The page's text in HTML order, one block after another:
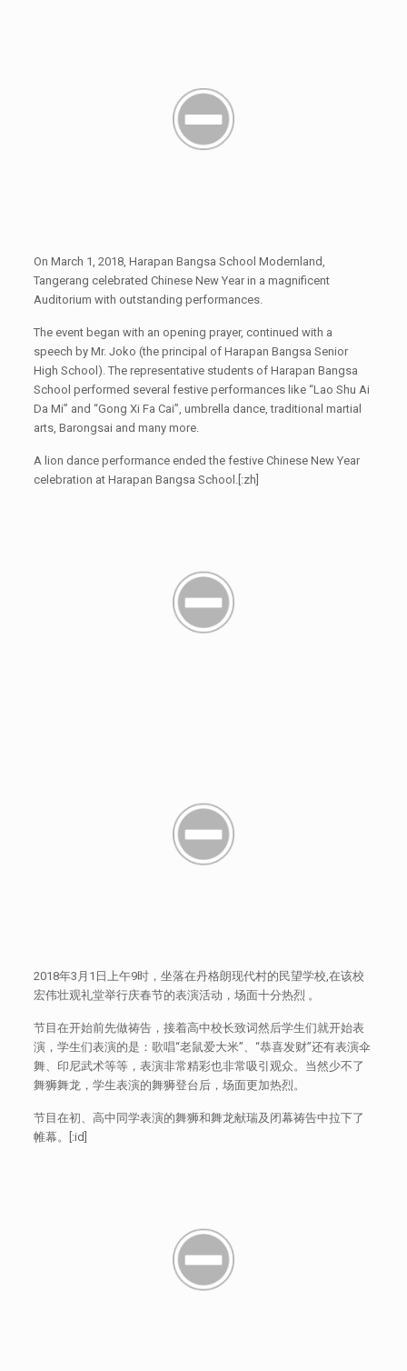
On March 1, 2018, Harapan Bangsa School Modernland,
Tangerang celebrated Chinese New Year in a magnificent
Auditorium with outstanding performances.
The event began with an opening prayer, continued with a
speech by Mr. Joko (the principal of Harapan Bangsa Senior
High School). The representative students of Harapan Bangsa
School performed several festive performances like “Lao Shu Ai
Da Mi” and “Gong Xi Fa Cai”, umbrella dance, traditional martial
arts, Barongsai and many more.
A lion dance performance ended the festive Chinese New Year
celebration at Harapan Bangsa School.[:zh]
2018年3月1日上午9时，坐落在丹格朗现代村的民望学校,在该校
宏伟壮观礼堂举行庆春节的表演活动，场面十分热烈 。
节目在开始前先做祷告，接着高中校长致词然后学生们就开始表
演，学生们表演的是：歌唱“老鼠爱大米”、“恭喜发财”还有表演伞
舞、印尼武术等等，表演非常精彩也非常吸引观众。当然少不了
舞狮舞龙，学生表演的舞狮登台后，场面更加热烈。
节目在初、高中同学表演的舞狮和舞龙献瑞及闭幕祷告中拉下了
帷幕。[:id]